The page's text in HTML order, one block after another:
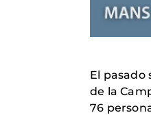
El pasado
de la
76